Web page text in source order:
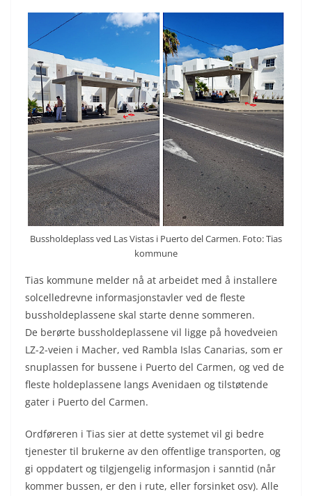
Bussholdeplass ved Las Vistas i Puerto del Carmen. Foto: Tias
kommune
Tias kommune melder nå at arbeidet med å installere
solcelledrevne informasjonstavler ved de fleste
bussholdeplassene skal starte denne sommeren.
De berørte bussholdeplassene vil ligge på hovedveien
LZ-2-veien i Macher, ved Rambla Islas Canarias, som er
snuplassen for bussene i Puerto del Carmen, og ved de
fleste holdeplassene langs Avenidaen og tilstøtende
gater i Puerto del Carmen.
Ordføreren i Tias sier at dette systemet vil gi bedre
tjenester til brukerne av den offentlige transporten, og
gi oppdatert og tilgjengelig informasjon i sanntid (når
kommer bussen, er den i rute, eller forsinket osv). Alle